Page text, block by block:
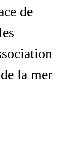
de
la mer